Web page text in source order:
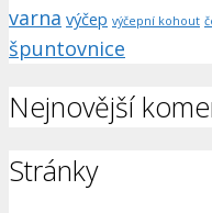
varna výčep výčepní kohout
špuntovnice
Nejnovější
Stránky